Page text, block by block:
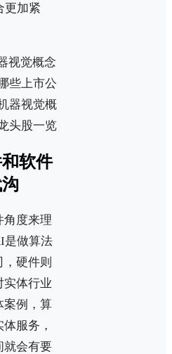
更加紧
软件
角度来理
是做算法
，硬件则
实体行业
案例，算
服务，
就会有要